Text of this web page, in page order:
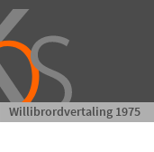
Willibrordvertaling 1975